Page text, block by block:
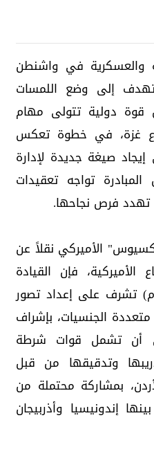
والعسكرية في واشنطن
إلى وضع اللمسات
قوة دولية تتولى مهام
غزة، في خطوة تعكس
صيغة جديدة لإدارة
تواجه تعقيدات
تهدد فرص نجاحها.
الأميركي نقلاً عن
فإن القيادة
تشرف على إعداد تصور
الجنسيات، بإشراف
أن تشمل قوات شرطة
وتدقيقها من قبل
بمشاركة محتملة من
إندونيسيا وأذربيجان